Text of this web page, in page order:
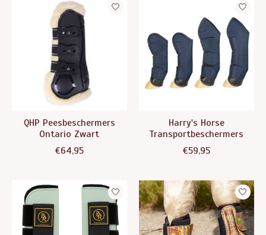
QHP Peesbeschermers
Ontario Zwart
€64,95
Harry's Horse
Transportbeschermers
€59,95